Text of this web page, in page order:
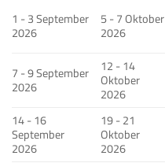
1 - 3 September
2026
5 - 7 Oktober
2026
7 - 9 September
2026
12 - 14
Oktober
2026
14 - 16
September
2026
19 - 21
Oktober
2026